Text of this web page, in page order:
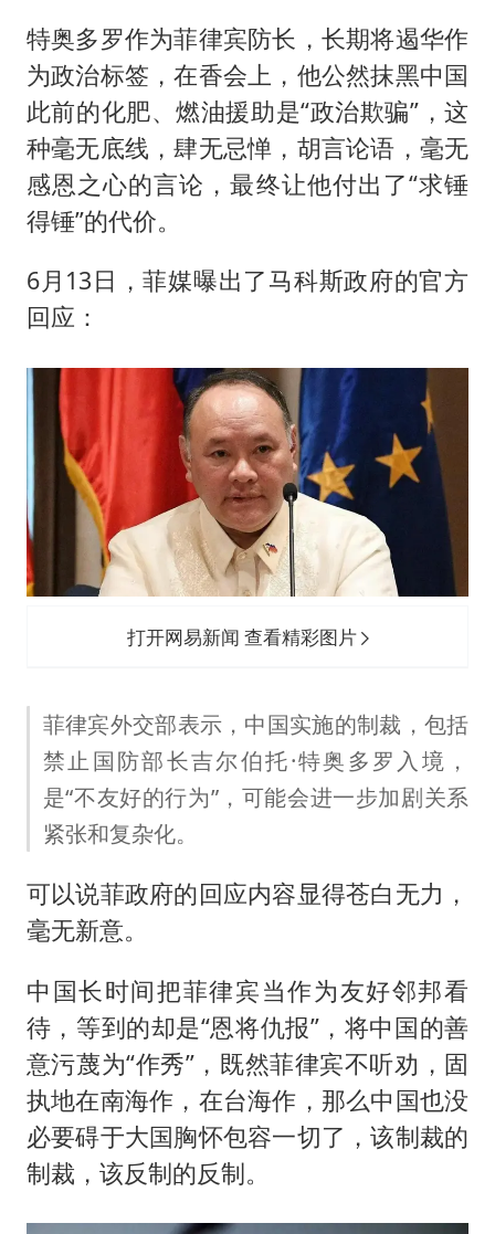
特奥多罗作为菲律宾防长，长期将遏华作
为政治标签，在香会上，他公然抹黑中国
此前的化肥、燃油援助是“政治欺骗”，这
种毫无底线，肆无忌惮，胡言论语，毫无
感恩之心的言论，最终让他付出了“求锤
得锤”的代价。
6月13日，菲媒曝出了马科斯政府的官方
回应：
打开网易新闻 查看精彩图片
菲律宾外交部表示，中国实施的制裁，包括
禁止国防部长吉尔伯托·特奥多罗入境，
是“不友好的行为”，可能会进一步加剧关系
紧张和复杂化。
可以说菲政府的回应内容显得苍白无力，
毫无新意。
中国长时间把菲律宾当作为友好邻邦看
待，等到的却是“恩将仇报”，将中国的善
意污蔑为“作秀”，既然菲律宾不听劝，固
执地在南海作，在台海作，那么中国也没
必要碍于大国胸怀包容一切了，该制裁的
制裁，该反制的反制。